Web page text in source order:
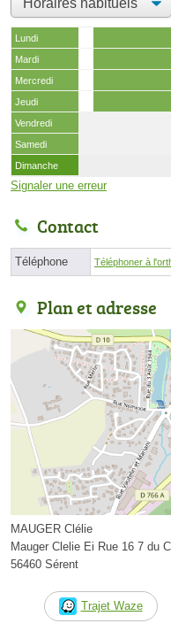
Lundi
Mardi
Mercredi
Jeudi
Vendredi
Samedi
Dimanche
Signaler une erreur
Contact
Téléphone Téléphoner à
Plan et adresse
MAUGER Clélie
Mauger Clelie Ei Rue 16 7 du
56460 Sérent
Trajet Waze